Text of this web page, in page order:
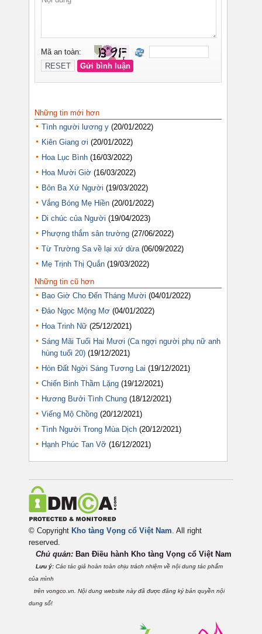
Những tin mới hơn
Tình người lương y (20/01/2022)
Kiên Giang ơi (20/01/2022)
Hoa Lục Bình (16/03/2022)
Hoa Mười Giờ (16/03/2022)
Bôn Ba Xứ Người (19/03/2022)
Vắng Bóng Mẹ Hiền (20/01/2022)
Di chúc của Người (19/04/2023)
Phượng thắm sân trường (27/06/2022)
Từ Trường Sa về lại xứ dừa (06/09/2022)
Mẹ Trịnh Thị Quắn (19/03/2022)
Những tin cũ hơn
Bao Giờ Cho Đến Tháng Mười (04/01/2022)
Đảo Ngọc Mộng Mơ (04/01/2022)
Hoa Trinh Nữ (25/12/2021)
Sáng Mãi Tuổi Hai Mươi (Ca ngợi người phụ nữ anh
hùng tuổi 20) (19/12/2021)
Hòn Đất Ngời Sáng Tương Lai (19/12/2021)
Chiến Binh Thầm Lặng (19/12/2021)
Hương Bưởi Tình Chung (18/12/2021)
Viếng Mộ Chồng (20/12/2021)
Tình Người Trong Mùa Dịch (20/12/2021)
Hạnh Phúc Tan Vỡ (16/12/2021)
© Copyright Kho tàng Vọng cổ Việt Nam. All right
reserved.
Chủ quản: Ban Điều hành Kho tàng Vọng cổ Việt Nam
Lưu ý: Các tác giả hoàn toàn chịu trách nhiệm về nội dung tác phẩm
của mình
trên vongco.vn. Nội dung website này đã được đăng ký bản quyền nội
dung số!